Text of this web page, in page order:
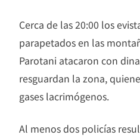
Cerca de las 20:00 los
parapetados en las
Parotani atacaron con
resguardan la zona,
gases lacrimógenos.
Al menos dos policías